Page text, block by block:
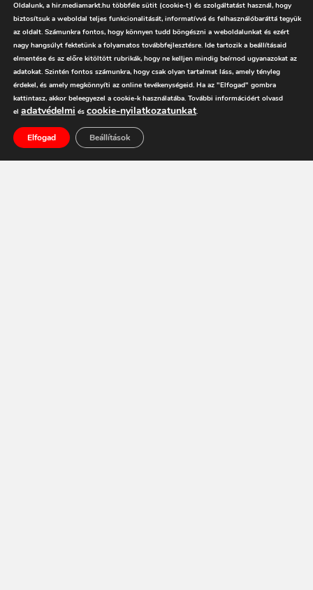
Oldalunk, a hir.mediamarkt.hu többféle sütit (cookie-t) és szolgáltatást használ, hogy
biztosítsuk a weboldal teljes funkcionalitását, informatívvá és felhasználóbaráttá tegyük
az oldalt. Számunkra fontos, hogy könnyen tudd böngészni a weboldalunkat és ezért
nagy hangsúlyt fektetünk a folyamatos továbbfejlesztésre. Ide tartozik a beállításaid
elmentése és az előre kitöltött rubrikák, hogy ne kelljen mindig beírnod ugyanazokat az
adatokat. Szintén fontos számunkra, hogy csak olyan tartalmat láss, amely tényleg
érdekel, és amely megkönnyíti az online tevékenységeid. Ha az "Elfogad" gombra
kattintasz, akkor beleegyezel a cookie-k használatába. További információért olvasd
el adatvédelmi és cookie-nyilatkozatunkat.
Elfogad Beállítások